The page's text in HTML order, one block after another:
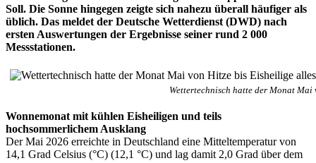
Soll. Die Sonne hingegen zeigte sich nahezu überall häufiger als
üblich. Das meldet der Deutsche Wetterdienst (DWD) nach
ersten Auswertungen der Ergebnisse seiner rund 2 000
Messstationen.
Wettertechnisch hatte der Monat
Wonnemonat mit kühlen Eisheiligen und teils
hochsommerlichem Ausklang
Der Mai 2026 erreichte in Deutschland eine Mitteltemperatur von
14,1 Grad Celsius (°C) (12,1 °C) und lag damit 2,0 Grad über dem